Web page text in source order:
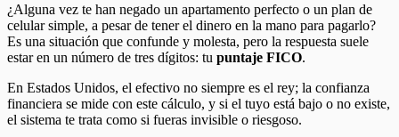
¿Alguna vez te han negado un apartamento perfecto o un plan de
celular simple, a pesar de tener el dinero en la mano para pagarlo?
Es una situación que confunde y molesta, pero la respuesta suele
estar en un número de tres dígitos: tu puntaje FICO.
En Estados Unidos, el efectivo no siempre es el rey; la confianza
financiera se mide con este cálculo, y si el tuyo está bajo o no existe,
el sistema te trata como si fueras invisible o riesgoso.